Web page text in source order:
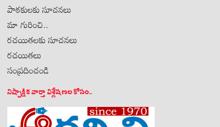
పాఠకులకు సూచనలు
మా గురించి..
రచయితలకు సూచనలు
రచయితలు
సంప్రదించండి
నిష్పాక్షిక వార్తా విశ్లేషణల కోసం..